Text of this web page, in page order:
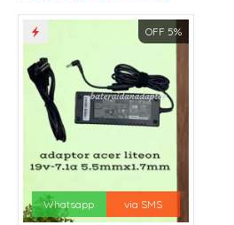
OFF 5%
Whatsapp via SMS